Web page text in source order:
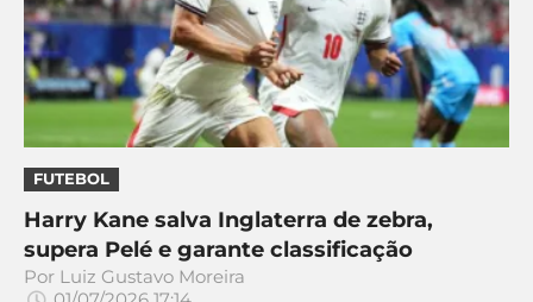
FUTEBOL
Harry Kane salva Inglaterra de zebra,
supera Pelé e garante classificação
Por Luiz Gustavo Moreira